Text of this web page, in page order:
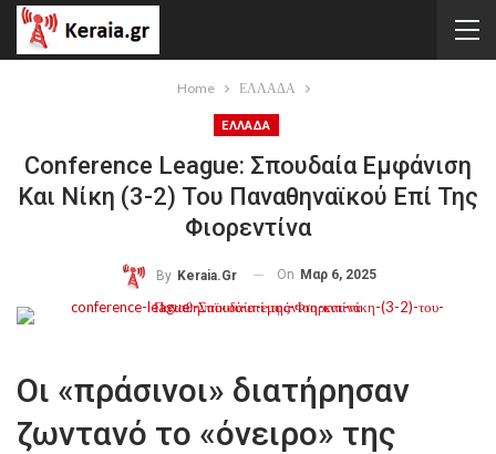
Home ΕΛΛΑΔΑ
ΕΛΛΑΔΑ
Conference League: Σπουδαία Εμφάνιση
Και Νίκη (3-2) Του Παναθηναϊκού Επί Της
Φιορεντίνα
By Keraia.gr On Μαρ 6, 2025
Οι «πράσινοι» διατήρησαν
ζωντανό το «όνειρο» της